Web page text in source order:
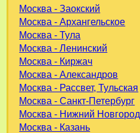
Москва - Заокский
Москва - Архангельское
Москва - Тула
Москва - Ленинский
Москва - Киржач
Москва - Александров
Москва - Рассвет, Тульская
Москва - Санкт-Петербург
Москва - Нижний Новгород
Москва - Казань